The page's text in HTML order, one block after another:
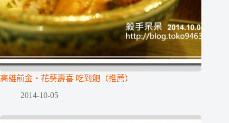
高雄前金‧花葵壽喜 吃到飽（推薦）
2014-10-05